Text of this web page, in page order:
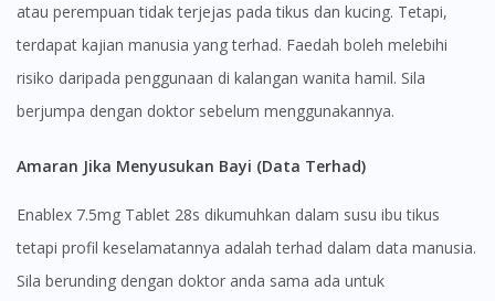
atau perempuan tidak terjejas pada tikus dan kucing. Tetapi,
terdapat kajian manusia yang terhad. Faedah boleh melebihi
risiko daripada penggunaan di kalangan wanita hamil. Sila
berjumpa dengan doktor sebelum menggunakannya.
Amaran Jika Menyusukan Bayi (Data Terhad)
Enablex 7.5mg Tablet 28s dikumuhkan dalam susu ibu tikus
tetapi profil keselamatannya adalah terhad dalam data manusia.
Sila berunding dengan doktor anda sama ada untuk